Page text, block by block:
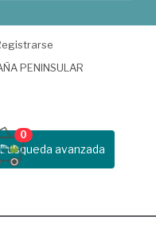
PENINSULAR
Busqueda avanzada
0